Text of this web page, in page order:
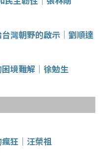
灣朝野的啟示│劉順達
困境難解│徐勉生
瘋狂│汪榮祖